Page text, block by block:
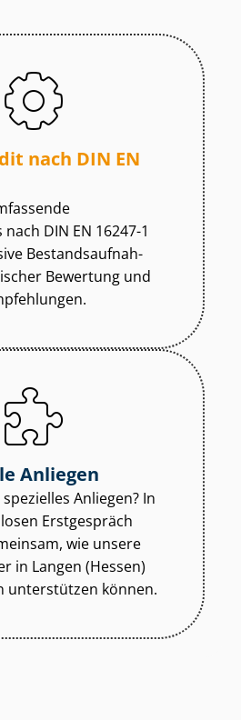
nach DIN EN
DIN EN 16247-1
Be­stands­auf­nah­
Bewertung und
Anliegen
Anliegen? In
Erstgespräch
wie unsere
in Langen (Hessen)
unterstützen können.